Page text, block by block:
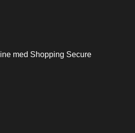
med Shopping Secure